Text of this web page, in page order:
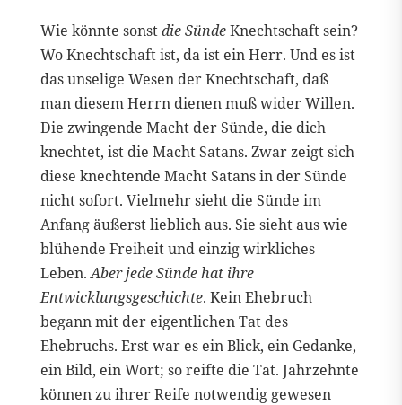
Wie könnte sonstdie SündeKnechtschaft sein?
Wo Knechtschaft ist, da ist ein Herr. Und es ist
das unselige Wesen der Knechtschaft, daß
man diesem Herrn dienen muß wider Willen.
Die zwingende Macht der Sünde, die dich
knechtet, ist die Macht Satans. Zwar zeigt sich
diese knechtende Macht Satans in der Sünde
nicht sofort. Vielmehr sieht die Sünde im
Anfang äußerst lieblich aus. Sie sieht aus wie
blühende Freiheit und einzig wirkliches
Leben.Aber jede Sünde hat ihre
Entwicklungsgeschichte. Kein Ehebruch
begann mit der eigentlichen Tat des
Ehebruchs. Erst war es ein Blick, ein Gedanke,
ein Bild, ein Wort; so reifte die Tat. Jahrzehnte
können zu ihrer Reife notwendig gewesen